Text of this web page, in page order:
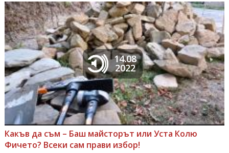
14.08
2022
Какъв да съм – Баш майсторът или Уста Колю
Фичето? Всеки сам прави избор!